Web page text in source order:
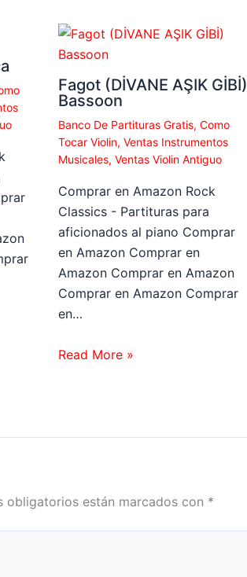
Fagot (DİVANE AŞIK GİBİ)
Bassoon
Banco De Partituras Gratis, Como
Tocar Violin, Ventas Instrumentos
Musicales, Ventas Violin Antiguo
Comprar en Amazon Rock
Classics - Partituras para
aficionados al piano Comprar
en Amazon Comprar en
Amazon Comprar en Amazon
Comprar en Amazon Comprar
en…
Read More »
obligatorios están marcados con *